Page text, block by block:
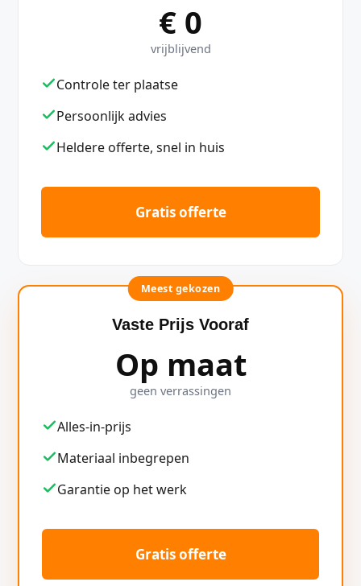
€ 0
vrijblijvend
Controle ter plaatse
Persoonlijk advies
Heldere offerte, snel in huis
Gratis offerte
Meest gekozen
Vaste Prijs Vooraf
Op maat
geen verrassingen
Alles-in-prijs
Materiaal inbegrepen
Garantie op het werk
Gratis offerte